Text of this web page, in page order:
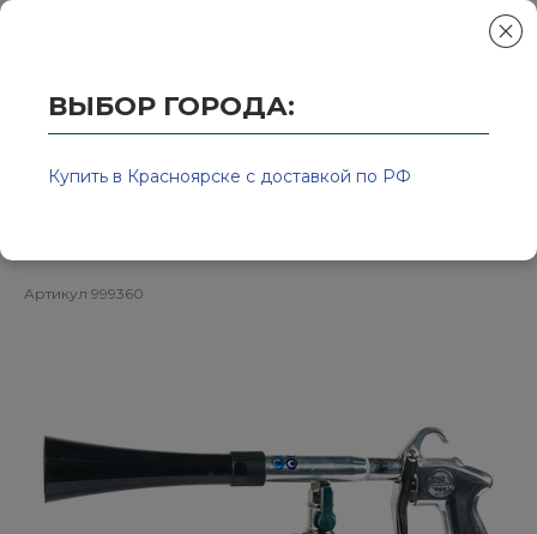
Колор-Авто - магазин лакокрасочной продукции и
Аппарат для химчистки циклон
Артикул 999360
ВЫБОР ГОРОДА:
Купить в Красноярске с доставкой по РФ